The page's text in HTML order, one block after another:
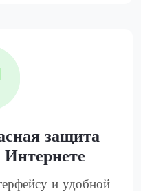
защита
и удобной